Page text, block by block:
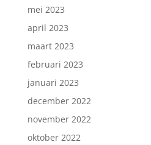
mei 2023
april 2023
maart 2023
februari 2023
januari 2023
december 2022
november 2022
oktober 2022